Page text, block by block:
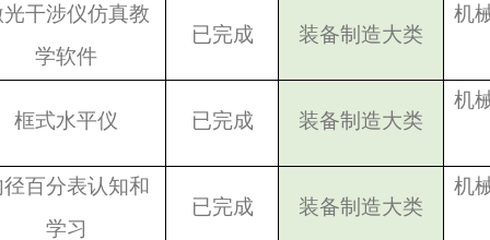
干涉仪仿真教
学软件
已完成 装备制造大类
机
框式水平仪 已完成 装备制造大类
机
百分表认知和
学习
已完成 装备制造大类
机